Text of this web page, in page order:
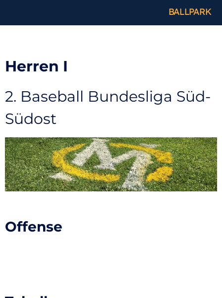
BALLPARK
Herren I
2. Baseball Bundesliga Süd-
Südost
Offense